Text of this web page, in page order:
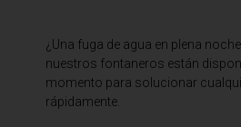
¿Una fuga de agua en plena
nuestros fontaneros están
momento para solucionar
rápidamente.